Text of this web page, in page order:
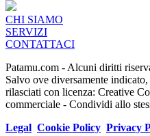
CHI SIAMO
SERVIZI
CONTATTACI
Patamu.com - Alcuni diritti
Salvo ove diversamente
rilasciati con licenza: Creative
commerciale - Condividi allo
Legal Cookie Policy Privacy